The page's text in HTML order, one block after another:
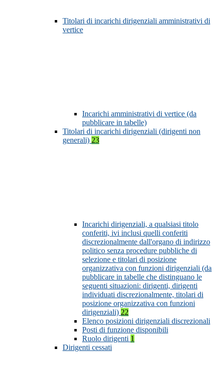
Titolari di incarichi dirigenziali amministrativi di
vertice
Incarichi amministrativi di vertice (da
pubblicare in tabelle)
Titolari di incarichi dirigenziali (dirigenti non
generali) 23
Incarichi dirigenziali, a qualsiasi titolo
conferiti, ivi inclusi quelli conferiti
discrezionalmente dall'organo di indirizzo
politico senza procedure pubbliche di
selezione e titolari di posizione
organizzativa con funzioni dirigenziali (da
pubblicare in tabelle che distinguano le
seguenti situazioni: dirigenti, dirigenti
individuati discrezionalmente, titolari di
posizione organizzativa con funzioni
dirigenziali) 22
Elenco posizioni dirigenziali discrezionali
Posti di funzione disponibili
Ruolo dirigenti 1
Dirigenti cessati